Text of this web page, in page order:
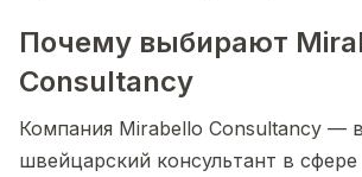
Почему выбирают
Consultancy
Компания Mirabello Consultancy —
швейцарский консультант в сфере